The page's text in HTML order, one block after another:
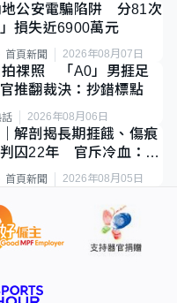
地公安電騙陷阱 分81次
損失近6900萬元
首頁新聞 2026年08月07日
拍祼照 「A0」男捱足
推翻裁決：抄錯標點
2026年08月06日
解剖揭長期捱餓、傷痕
囚22年 官斥冷血：同
首頁新聞 2026年08月05日